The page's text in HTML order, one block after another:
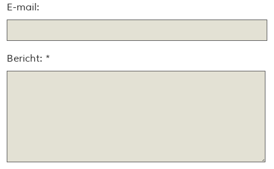
E-mail:
Bericht: *